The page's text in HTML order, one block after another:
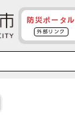
防災ポータル
外部リンク